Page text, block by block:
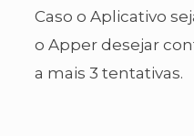
Caso o Aplicativo
o Apper desejar
a mais 3 tentativas.